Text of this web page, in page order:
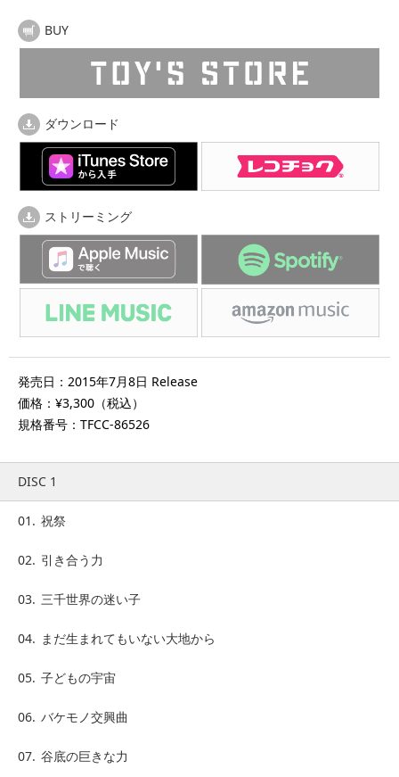
BUY
ダウンロード
ストリーミング
発売日：2015年7月8日 Release
価格：¥3,300（税込）
規格番号：TFCC-86526
DISC 1
01. 祝祭
02. 引き合う力
03. 三千世界の迷い子
04. まだ生まれてもいない大地から
05. 子どもの宇宙
06. バケモノ交興曲
07. 谷底の巨きな力